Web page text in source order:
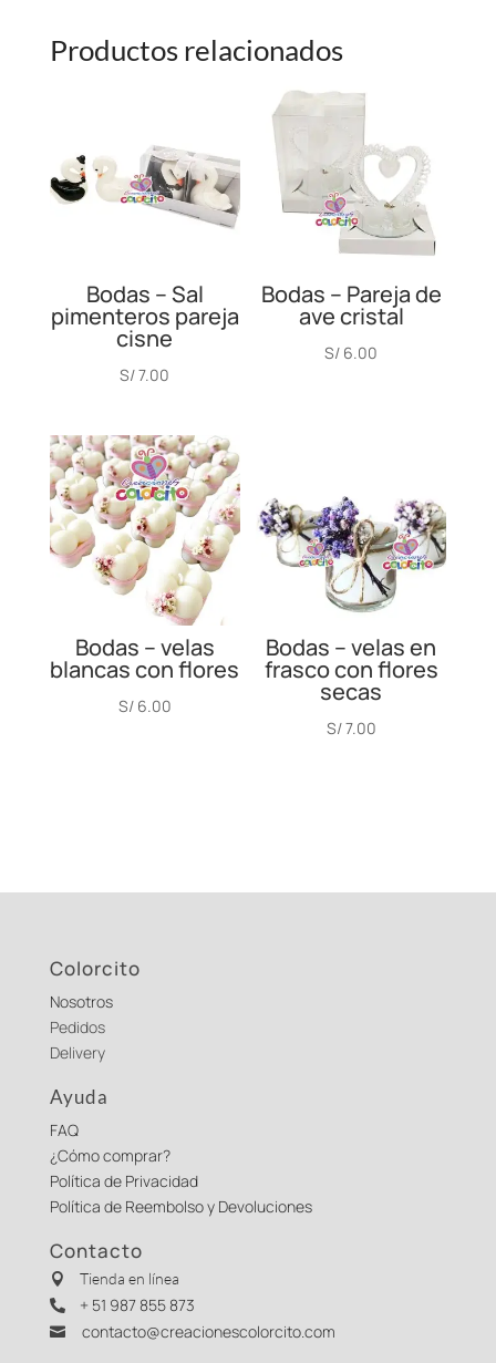
Productos relacionados
Bodas – Sal
pimenteros pareja
cisne
S/7.00
Bodas – Pareja de
ave cristal
S/ 6.00
Bodas – velas
blancas con flores
S/6.00
Bodas – velas en
frasco con flores
secas
S/7.00
Colorcito
Nosotros
Pedidos
Delivery
Ayuda
FAQ
¿Cómo comprar?
Política de Privacidad
Política de Reembolso y Devoluciones
Contacto
 Tienda en línea
 + 51 987 855 873
 contacto@creacionescolorcito.com